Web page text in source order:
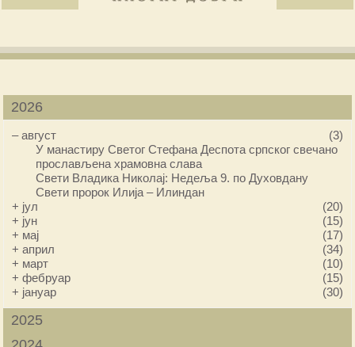
2026
–август
(3)
У манастиру Светог Стефана Деспота српског свечано
прослављена храмовна слава
Свети Владика Николај: Недеља 9. по Духовдану
Свети пророк Илија – Илиндан
+ јул
(20)
+ јун
(15)
+ мај
(17)
+април
(34)
+ март
(10)
+фебруар
(15)
+ јануар (30)
2025